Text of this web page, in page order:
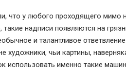
что у любого проходящего мимо
надписи появляются на
и талантливое
художники, чьи картины,
использовать именно такие